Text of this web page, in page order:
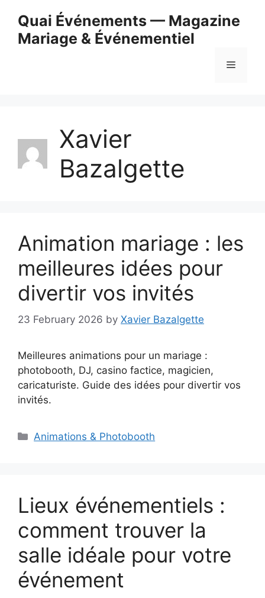
content
Quai Événements — Magazine
Mariage & Événementiel
Menu
Xavier
Bazalgette
Animation mariage : les
meilleures idées pour
divertir vos invités
23 February 2026 by Xavier Bazalgette
Meilleures animations pour un mariage :
photobooth, DJ, casino factice, magicien,
caricaturiste. Guide des idées pour divertir vos
invités.
Categories
Animations & Photobooth
Lieux événementiels :
comment trouver la
salle idéale pour votre
événement